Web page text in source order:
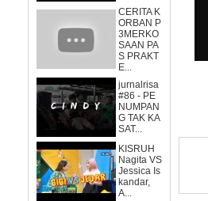
CERITA K
ORBAN P
3MERKO
SAAN PA
S PRAKT
E...
jurnalrisa
#86 - PE
NUMPAN
G TAK KA
SAT...
KISRUH
Nagita VS
Jessica Is
kandar,
A...